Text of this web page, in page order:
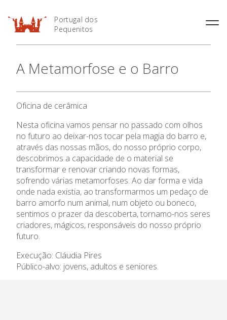
Portugal dos
Pequenitos
Bilheteira Online
O Parque
Áreas Temáticas
Museus
Serviço Educativo
Visitas
Informações
Horário
A Metamorfose e o Barro
Oficina de cerâmica
Nesta oficina vamos pensar no passado com olhos
no futuro ao deixar-nos tocar pela magia do barro e,
através das nossas mãos, do nosso próprio corpo,
descobrimos a capacidade de o material se
transformar e renovar criando novas formas,
sofrendo várias metamorfoses. Ao dar forma e vida
onde nada existia, ao transformarmos um pedaço de
barro amorfo num animal, num objeto ou boneco,
sentimos o prazer da descoberta, tornamo-nos seres
criadores, mágicos, responsáveis do nosso próprio
futuro.
Execução: Cláudia Pires
Público-alvo: jovens, adultos e seniores.